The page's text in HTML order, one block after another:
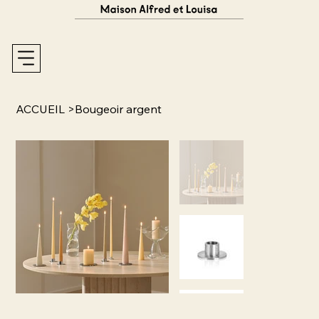
ACCUEIL >Bougeoir argent